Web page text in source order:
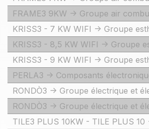
FRAME3 9KW -> Groupe air
KRISS3 - 7 KW WIFI -> Groupe
KRISS3 - 8,5 KW WIFI -> Groupe
KRISS3 - 9 KW WIFI -> Groupe
PERLA3 -> Composants
RONDÒ3 -> Groupe électrique et
RONDÒ3 -> Groupe électrique et
TILE3 PLUS 10KW - TILE PLUS